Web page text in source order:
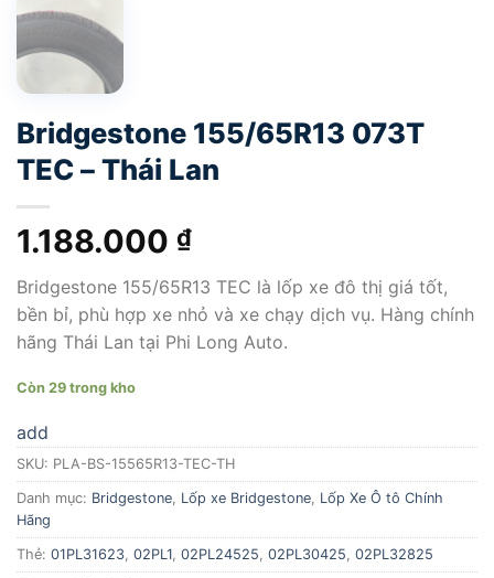
Bridgestone 155/65R13 073T
TEC – Thái Lan
1.188.000 ₫
Bridgestone 155/65R13 TEC là lốp xe đô thị giá tốt,
bền bỉ, phù hợp xe nhỏ và xe chạy dịch vụ. Hàng chính
hãng Thái Lan tại Phi Long Auto.
Còn 29 trong kho
add
SKU: PLA-BS-15565R13-TEC-TH
Danh mục: Bridgestone, Lốp xe Bridgestone, Lốp Xe Ô tô Chính
Hãng
Thẻ: 01PL31623, 02PL1, 02PL24525, 02PL30425, 02PL32825